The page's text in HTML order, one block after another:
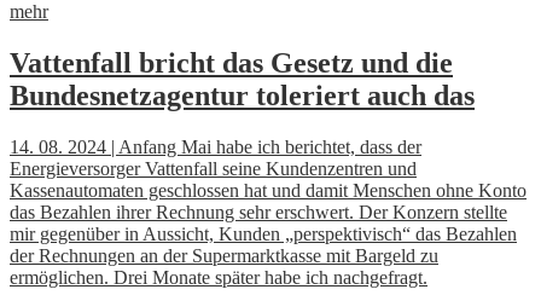
mehr
Vattenfall bricht das Gesetz und die
Bundesnetzagentur toleriert auch das
14. 08. 2024 | Anfang Mai habe ich berichtet, dass der
Energieversorger Vattenfall seine Kundenzentren und
Kassenautomaten geschlossen hat und damit Menschen ohne Konto
das Bezahlen ihrer Rechnung sehr erschwert. Der Konzern stellte
mir gegenüber in Aussicht, Kunden „perspektivisch“ das Bezahlen
der Rechnungen an der Supermarktkasse mit Bargeld zu
ermöglichen. Drei Monate später habe ich nachgefragt.